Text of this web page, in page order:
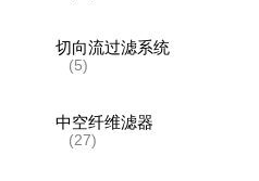
切向流过滤系统
(5)
中空纤维滤器
(27)